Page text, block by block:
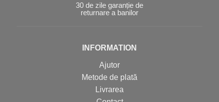
30 de zile garanție de
returnare a banilor
INFORMATION
Ajutor
Metode de plată
Livrarea